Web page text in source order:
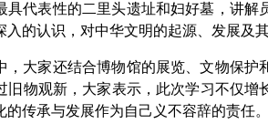
具代表性的二里头遗址和妇好墓，讲
入的认识，对中华文明的起源、发展及
，大家还结合博物馆的展览、文物保
旧物观新，大家表示，此次学习不仅
的传承与发展作为自己义不容辞的责任